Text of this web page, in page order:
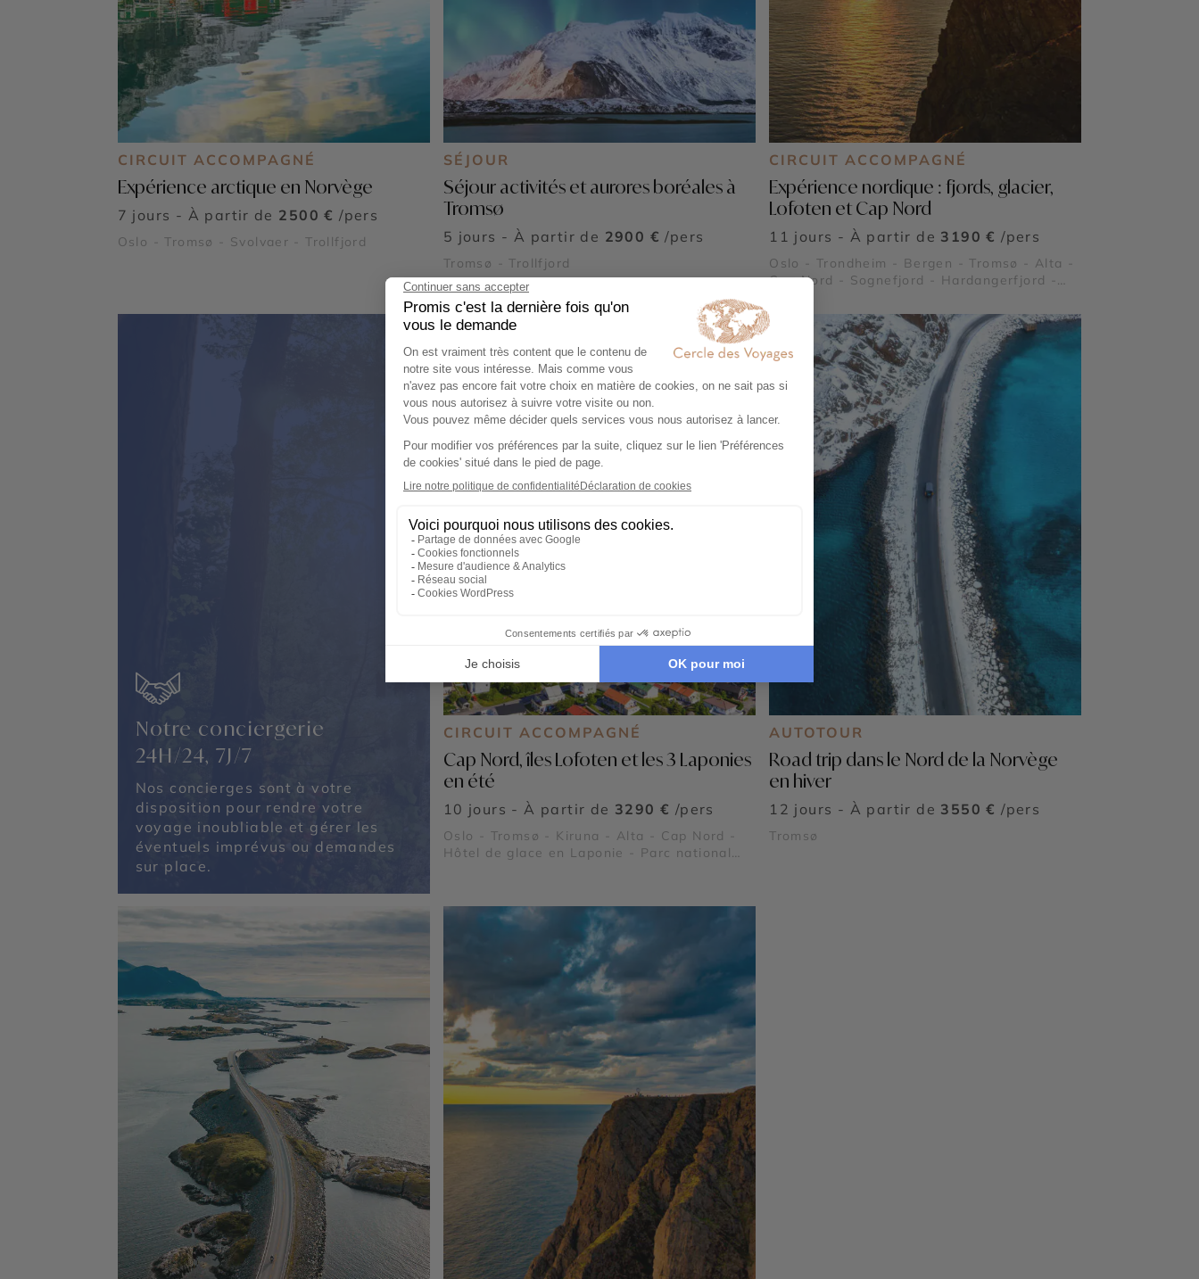
CIRCUIT ACCOMPAGNÉ
Expérience arctique en Norvège
7 jours - À partir de 2500 € /pers
Oslo - Tromsø - Svolvaer - Trollfjord
SÉJOUR
Séjour activités et aurores boréales à
Tromsø
5 jours - À partir de 2900 € /pers
Tromsø - Trollfjord
CIRCUIT ACCOMPAGNÉ
Expérience nordique : fjords, glacier,
Lofoten et Cap Nord
11 jours - À partir de 3190 € /pers
Oslo - Trondheim - Bergen - Tromsø - Alta -
Cap Nord - Sognefjord - Hardangerfjord -
Notre conciergerie
24H/24, 7J/7
Nos concierges sont à votre
disposition pour rendre votre
voyage inoubliable et gérer les
éventuels imprévus ou demandes
sur place.
CIRCUIT ACCOMPAGNÉ
Cap Nord, îles Lofoten et les 3 Laponies
en été
10 jours - À partir de 3290 € /pers
Oslo - Tromsø - Kiruna - Alta - Cap Nord -
Hôtel de glace en Laponie - Parc national
AUTOTOUR
Road trip dans le Nord de la Norvège
en hiver
12 jours - À partir de 3550 € /pers
Tromsø